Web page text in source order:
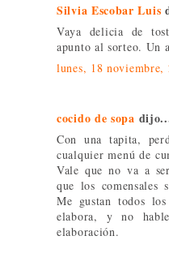
Silvia Escobar Luis
Vaya delicia de
apunto al sorteo. Un
lunes, 18 noviembre,
cocido de sopa
Con una tapita,
cualquier menú de
Vale que no va a
que los comensales
Me gustan todos
elabora, y no
elaboración.